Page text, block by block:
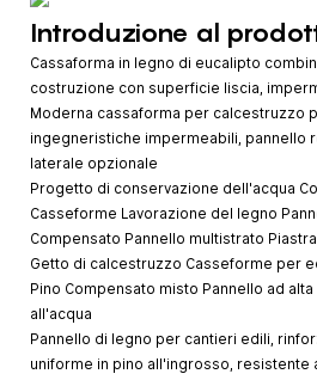
Introduzione al
Cassaforma in legno di eucalipto
costruzione con superficie liscia,
Moderna cassaforma per calcestruzzo
ingegneristiche impermeabili, pannello
laterale opzionale
Progetto di conservazione dell'acqua
Casseforme Lavorazione del legno
Compensato Pannello multistrato
Getto di calcestruzzo Casseforme per
Pino Compensato misto Pannello ad
all'acqua
Pannello di legno per cantieri edili,
uniforme in pino all'ingrosso, resistente